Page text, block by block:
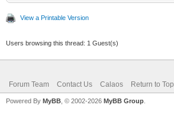
View a Printable Version
Users browsing this thread: 1 Guest(s)
Forum Team Contact Us Calaos Return to Top
Powered By MyBB , © 2002-2026 MyBB Group